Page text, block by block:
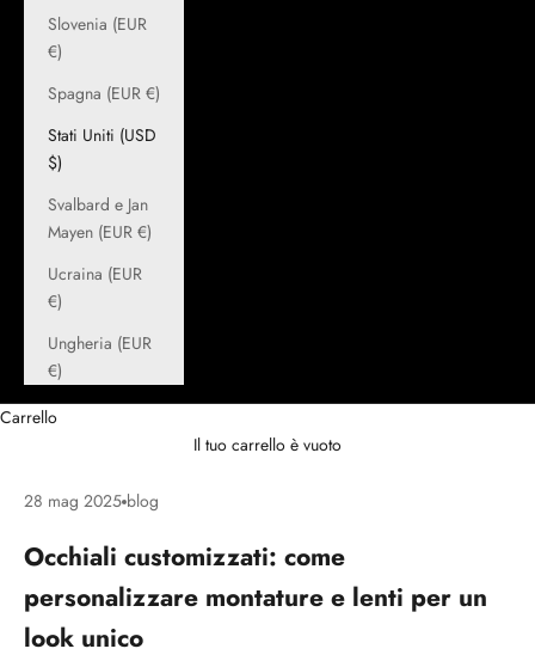
Slovenia (EUR
€)
Spagna (EUR €)
Stati Uniti (USD
$)
Svalbard e Jan
Mayen (EUR €)
Ucraina (EUR
€)
Ungheria (EUR
€)
Carrello
Il tuo carrello è vuoto
28 mag 2025 blog
Occhiali customizzati: come
personalizzare montature e lenti per un
look unico